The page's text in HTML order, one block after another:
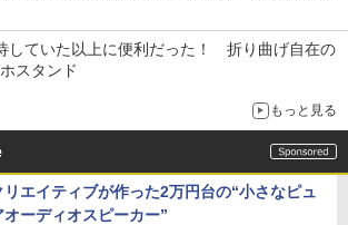
していた以上に便利だった！ 折り曲げ自在の
スタンド
もっと見る
リエイティブが作った2万円台の“小さなピュ
オーディオスピーカー”